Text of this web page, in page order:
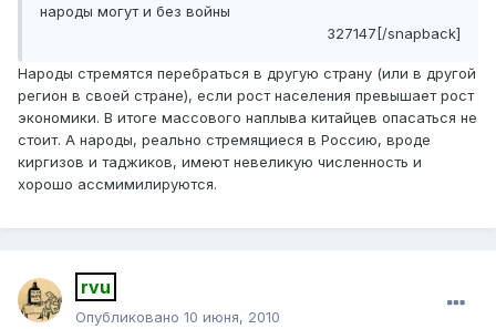
народы могут и без войны
327147[/snapback]
Народы стремятся перебраться в другую страну (или в другой
регион в своей стране), если рост населения превышает рост
экономики. В итоге массового наплыва китайцев опасаться не
стоит. А народы, реально стремящиеся в Россию, вроде
киргизов и таджиков, имеют невеликую численность и
хорошо ассмимилируются.
rvu
Опубликовано 10 июня, 2010